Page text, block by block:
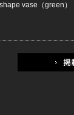
vase（green）